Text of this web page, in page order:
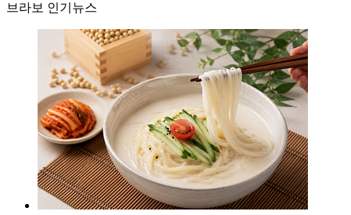
브라보 인기뉴스